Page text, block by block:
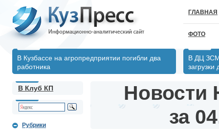
ГЛАВНАЯ
ФОТО
В Кузбассе на агропредприятии погибли два
работника
В ДЦ
В Клуб КП
Рубрики
Новости
за